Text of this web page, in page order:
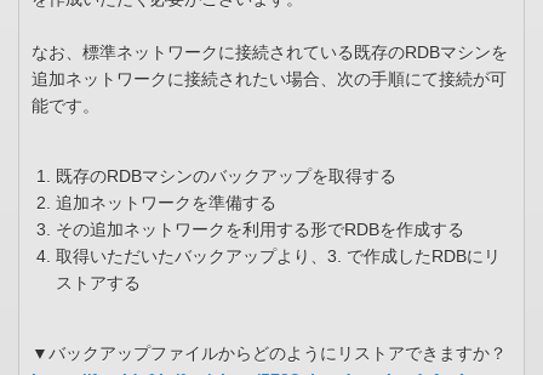
なお、標準ネットワークに接続されている既存のRDBマシンを
追加ネットワークに接続されたい場合、次の手順にて接続が可
能です。
既存のRDBマシンのバックアップを取得する
追加ネットワークを準備する
その追加ネットワークを利用する形でRDBを作成する
取得いただいたバックアップより、3. で作成したRDBにリ
ストアする
▼バックアップファイルからどのようにリストアできますか？